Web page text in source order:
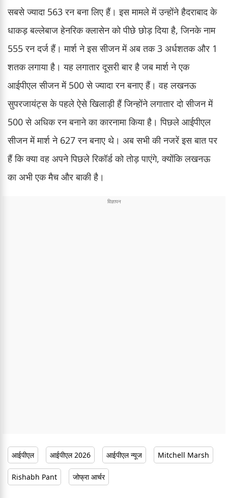
सबसे ज्यादा 563 रन बना लिए हैं। इस मामले में उन्होंने हैदराबाद के
धाकड़ बल्लेबाज हेनरिक क्लासेन को पीछे छोड़ दिया है, जिनके नाम
555 रन दर्ज हैं। मार्श ने इस सीजन में अब तक 3 अर्धशतक और 1
शतक लगाया है। यह लगातार दूसरी बार है जब मार्श ने एक
आईपीएल सीजन में 500 से ज्यादा रन बनाए हैं। वह लखनऊ
सुपरजायंट्स के पहले ऐसे खिलाड़ी हैं जिन्होंने लगातार दो सीजन में
500 से अधिक रन बनाने का कारनामा किया है। पिछले आईपीएल
सीजन में मार्श ने 627 रन बनाए थे। अब सभी की नजरें इस बात पर
हैं कि क्या वह अपने पिछले रिकॉर्ड को तोड़ पाएंगे, क्योंकि लखनऊ
का अभी एक मैच और बाकी है।
आईपीएल आईपीएल 2026 आईपीएल न्यूज Mitchell Marsh
Rishabh Pant जोफ्रा आर्चर